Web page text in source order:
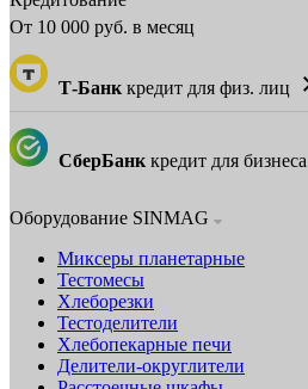
От 10 000 руб. в месяц
Т-Банк кредит для физ. лиц
СберБанк кредит для бизнеса
Оборудование SINMAG
Миксеры планетарные
Тестомесы
Хлеборезки
Тестоделители
Хлебопекарные печи
Делители-округлители